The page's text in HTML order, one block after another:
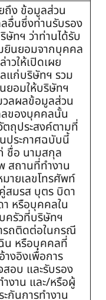
ถึง ข้อมูลส่วน
อื่นซึ่งท่านรับรอง
ษัทฯ ว่าท่านได้รับ
ยินยอมจากบุคคล
าวให้เปิดเผย
แก่บริษัทฯ รวม
ยอมให้บริษัทฯ
วลผลข้อมูลส่วน
ของบุคคลนั้น
ตถุประสงค์ตามที่
นประกาศฉบับนี้
ชื่อ นามสกุล
สถานที่ทำงาน
มายเลขโทรศัพท์
สมรส บุตร บิดา
า หรือบุคคลใน
ครัวที่บริษัทฯ
รถติดต่อในกรณี
น หรือบุคคลที่
างอิงเพื่อการ
สอบ และรับรอง
ำงาน และ/หรือผู้
ะกันการทำงาน